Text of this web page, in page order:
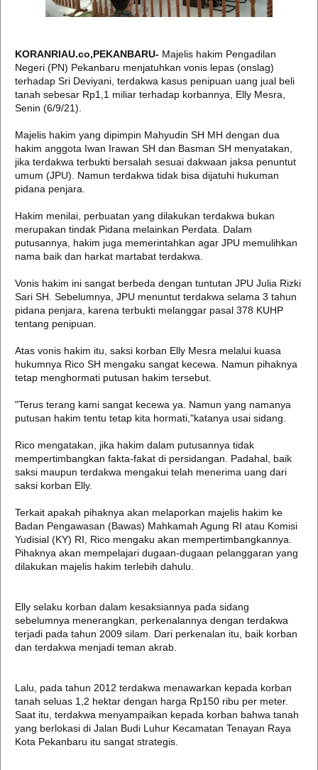
KORANRIAU.co,PEKANBARU- Majelis hakim Pengadilan
Negeri (PN) Pekanbaru menjatuhkan vonis lepas (onslag)
terhadap Sri Deviyani, terdakwa kasus penipuan uang jual beli
tanah sebesar Rp1,1 miliar terhadap korbannya, Elly Mesra,
Senin (6/9/21).
Majelis hakim yang dipimpin Mahyudin SH MH dengan dua
hakim anggota Iwan Irawan SH dan Basman SH menyatakan,
jika terdakwa terbukti bersalah sesuai dakwaan jaksa penuntut
umum (JPU). Namun terdakwa tidak bisa dijatuhi hukuman
pidana penjara.
Hakim menilai, perbuatan yang dilakukan terdakwa bukan
merupakan tindak Pidana melainkan Perdata. Dalam
putusannya, hakim juga memerintahkan agar JPU memulihkan
nama baik dan harkat martabat terdakwa.
Vonis hakim ini sangat berbeda dengan tuntutan JPU Julia Rizki
Sari SH. Sebelumnya, JPU menuntut terdakwa selama 3 tahun
pidana penjara, karena terbukti melanggar pasal 378 KUHP
tentang penipuan.
Atas vonis hakim itu, saksi korban Elly Mesra melalui kuasa
hukumnya Rico SH mengaku sangat kecewa. Namun pihaknya
tetap menghormati putusan hakim tersebut.
"Terus terang kami sangat kecewa ya. Namun yang namanya
putusan hakim tentu tetap kita hormati,"katanya usai sidang.
Rico mengatakan, jika hakim dalam putusannya tidak
mempertimbangkan fakta-fakat di persidangan. Padahal, baik
saksi maupun terdakwa mengakui telah menerima uang dari
saksi korban Elly.
Terkait apakah pihaknya akan melaporkan majelis hakim ke
Badan Pengawasan (Bawas) Mahkamah Agung RI atau Komisi
Yudisial (KY) RI, Rico mengaku akan mempertimbangkannya.
Pihaknya akan mempelajari dugaan-dugaan pelanggaran yang
dilakukan majelis hakim terlebih dahulu.
Elly selaku korban dalam kesaksiannya pada sidang
sebelumnya menerangkan, perkenalannya dengan terdakwa
terjadi pada tahun 2009 silam. Dari perkenalan itu, baik korban
dan terdakwa menjadi teman akrab.
Lalu, pada tahun 2012 terdakwa menawarkan kepada korban
tanah seluas 1,2 hektar dengan harga Rp150 ribu per meter.
Saat itu, terdakwa menyampaikan kepada korban bahwa tanah
yang berlokasi di Jalan Budi Luhur Kecamatan Tenayan Raya
Kota Pekanbaru itu sangat strategis.